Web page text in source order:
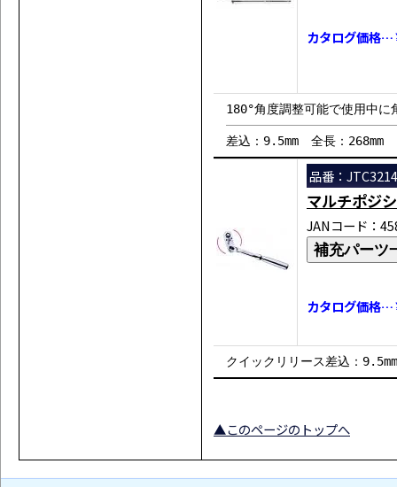
カタログ価格…
180°角度調整可能で使用中に
差込：9.5mm 全長：268mm
品番：JTC3214
マルチポジ
JANコード：
補充パーツ
カタログ価格
クイックリリース差込：
▲このページのトップへ